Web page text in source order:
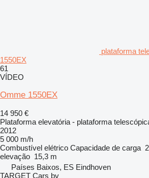
plataforma
1550EX
61
VÍDEO
Omme 1550EX
14 950 €
Plataforma elevatória - plataforma
2012
5 000 m/h
Combustível elétrico Capacidade de carga
elevação 15,3 m
Países Baixos, ES Eindhoven
TARGET Cars bv